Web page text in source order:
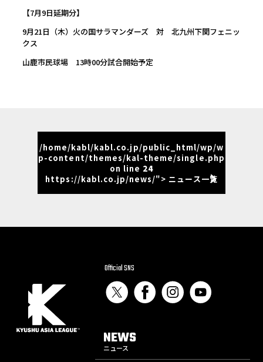
【7月9日延期分】
9月21日（木）火の国サラマンダーズ 対 北九州下関フェニッ
クス
山鹿市民球場 13時00分試合開始予定
/home/kabl/kabl.co.jp/public_html/wp/w
p-content/themes/kal-theme/single.php
on line 24
https://kabl.co.jp/news/"> ニュース一覧
Official SNS
NEWS
ニュース